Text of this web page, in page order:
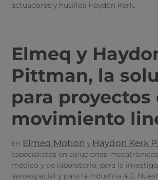
actuadores y husillos Haydon Kerk.
Elmeq y
Pittman, la
para proyectos
movimiento
En Elmeq Motion y Haydon Kerk
especialistas en soluciones
médico y de laboratorio, para la
aeroespacial y para la industria 4.0.